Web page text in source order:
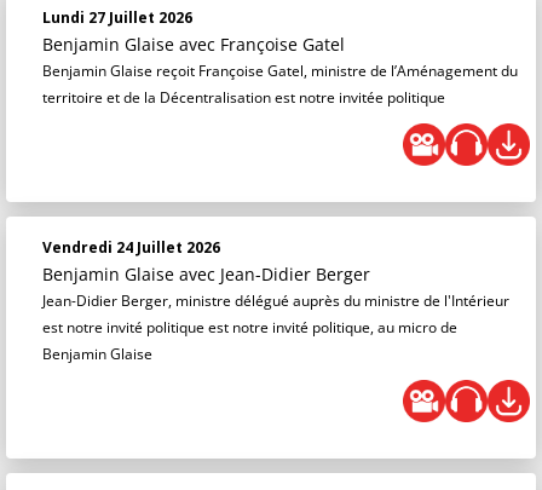
Lundi 27 Juillet 2026
Benjamin Glaise avec Françoise Gatel
Benjamin Glaise reçoit Françoise Gatel, ministre de l’Aménagement du
territoire et de la Décentralisation est notre invitée politique
Vendredi 24 Juillet 2026
Benjamin Glaise avec Jean-Didier Berger
Jean-Didier Berger, ministre délégué auprès du ministre de l'Intérieur
est notre invité politique est notre invité politique, au micro de
Benjamin Glaise